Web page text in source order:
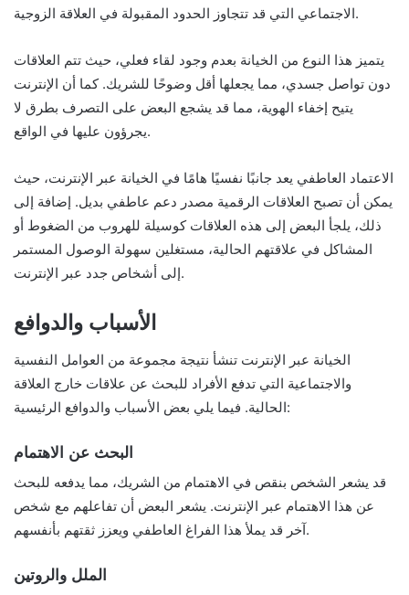
الاجتماعي التي قد تتجاوز الحدود المقبولة في العلاقة الزوجية.
يتميز هذا النوع من الخيانة بعدم وجود لقاء فعلي، حيث تتم العلاقات
دون تواصل جسدي، مما يجعلها أقل وضوحًا للشريك. كما أن الإنترنت
يتيح إخفاء الهوية، مما قد يشجع البعض على التصرف بطرق لا
يجرؤون عليها في الواقع.
الاعتماد العاطفي يعد جانبًا نفسيًا هامًا في الخيانة عبر الإنترنت، حيث
يمكن أن تصبح العلاقات الرقمية مصدر دعم عاطفي بديل. إضافة إلى
ذلك، يلجأ البعض إلى هذه العلاقات كوسيلة للهروب من الضغوط أو
المشاكل في علاقتهم الحالية، مستغلين سهولة الوصول المستمر
إلى أشخاص جدد عبر الإنترنت.
الأسباب والدوافع
الخيانة عبر الإنترنت تنشأ نتيجة مجموعة من العوامل النفسية
والاجتماعية التي تدفع الأفراد للبحث عن علاقات خارج العلاقة
الحالية. فيما يلي بعض الأسباب والدوافع الرئيسية:
البحث عن الاهتمام
قد يشعر الشخص بنقص في الاهتمام من الشريك، مما يدفعه للبحث
عن هذا الاهتمام عبر الإنترنت. يشعر البعض أن تفاعلهم مع شخص
آخر قد يملأ هذا الفراغ العاطفي ويعزز ثقتهم بأنفسهم.
الملل والروتين